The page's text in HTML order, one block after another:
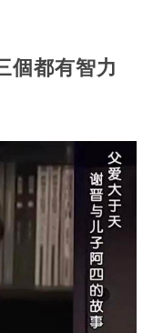
個都有智力